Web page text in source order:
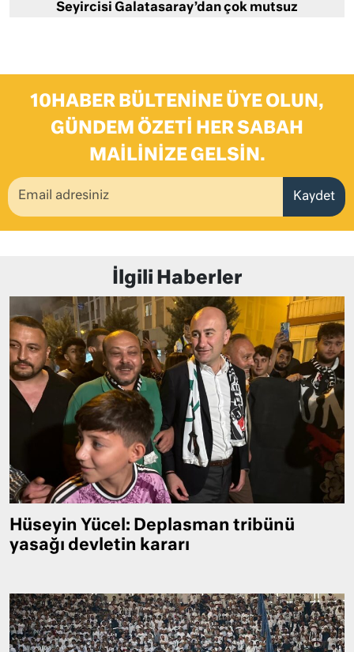
Seyircisi Galatasaray’dan çok mutsuz
10HABER BÜLTENINE ÜYE OLUN,
GÜNDEM ÖZETI HER SABAH
MAILINIZE GELSIN.
Kaydet
İlgili Haberler
Hüseyin Yücel: Deplasman tribünü
yasağı devletin kararı